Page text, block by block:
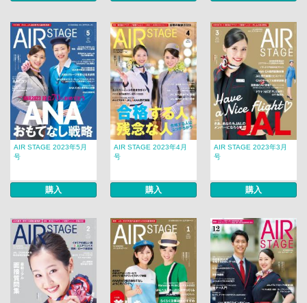
AIR STAGE 2023年5月
号
購入
AIR STAGE 2023年4月
号
購入
AIR STAGE 2023年3月
号
購入